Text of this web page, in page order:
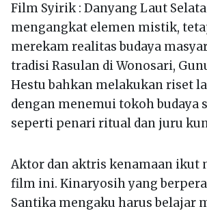
Film Syirik : Danyang Laut
mengangkat elemen mistik,
merekam realitas budaya
tradisi Rasulan di Wonosari,
Hestu bahkan melakukan riset
dengan menemui tokoh budaya
seperti penari ritual dan juru
Aktor dan aktris kenamaan ikut
film ini. Kinaryosih yang
Santika mengaku harus belajar